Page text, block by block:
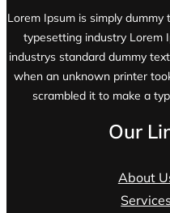
Lorem Ipsum is simply
typesetting industry Lorem
industrys standard dummy
when an unknown printer
scrambled it to make a
Our
About
Services